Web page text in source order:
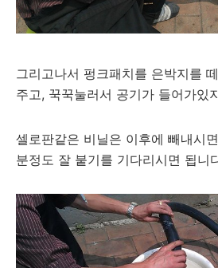
그리고나서 펑크패치를 은박지를
주고, 꾹꾹눌러서 공기가 들어가있
셀로판같은 비닐은 이후에 빼내시
분정도 잘 붙기를 기다리시면 됩니